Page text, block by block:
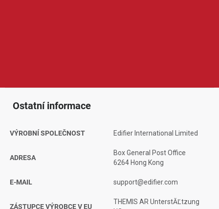
Ostatní informace
VÝROBNÍ SPOLEČNOST Edifier International Limited
ADRESA
Box General Post Office
6264 Hong Kong
E-MAIL support@edifier.com
ZÁSTUPCE VÝROBCE V EU
THEMIS AR UnterstĂĽtzung